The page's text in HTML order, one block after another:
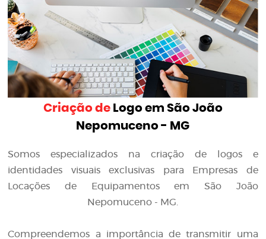
Criação deLogo em São João
Nepomuceno - MG
Somos especializados na criação de logos e
identidades visuais exclusivas para Empresas de
Locações de Equipamentos em São João
Nepomuceno - MG.
Compreendemos a importância de transmitir uma